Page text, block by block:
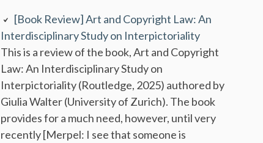
[Book Review] Art and Copyright Law: An
Interdisciplinary Study on Interpictoriality
This is a review of the book, Art and Copyright
Law: An Interdisciplinary Study on
Interpictoriality (Routledge, 2025) authored by
Giulia Walter (University of Zurich). The book
provides for a much need, however, until very
recently [Merpel: I see that someone is